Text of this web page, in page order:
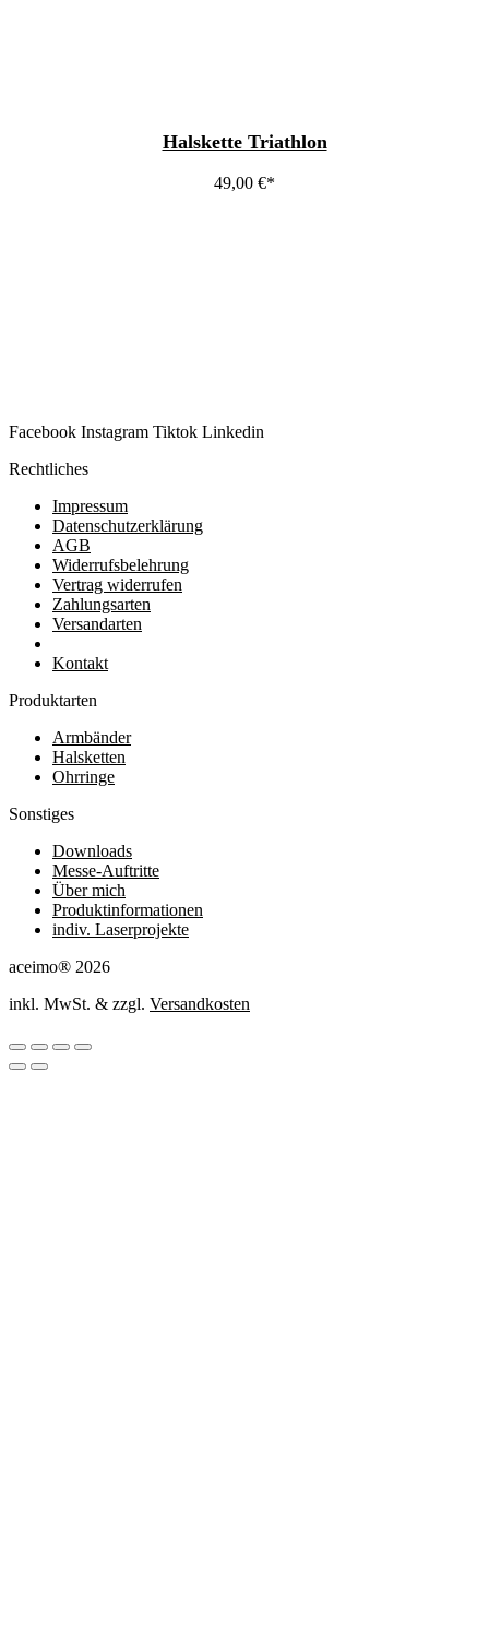
Halskette Triathlon
49,00 €
Facebook Instagram Tiktok Linkedin
Rechtliches
Impressum
Datenschutzerklärung
AGB
Widerrufsbelehrung
Vertrag widerrufen
Zahlungsarten
Versandarten
Kontakt
Produktarten
Armbänder
Halsketten
Ohrringe
Sonstiges
Downloads
Messe-Auftritte
Über mich
Produktinformationen
indiv. Laserprojekte
aceimo® 2026
inkl. MwSt. & zzgl. Versandkosten